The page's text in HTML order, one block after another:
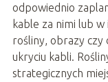
odpowiednio
kable za nimi lub
rośliny, obrazy czy
ukryciu kabli.
strategicznych